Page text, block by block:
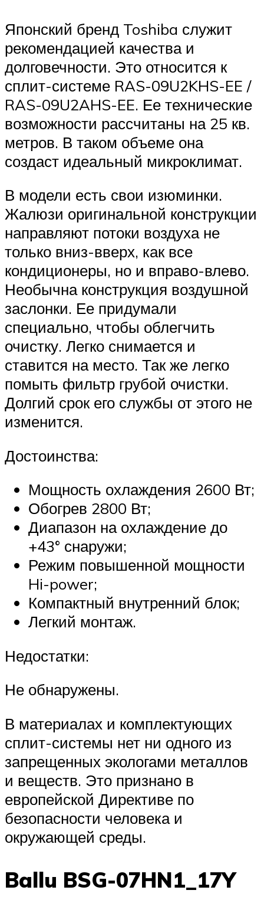
Японский бренд Toshiba служит
рекомендацией качества и
долговечности. Это относится к
сплит-системе RAS-09U2KHS-EE /
RAS-09U2AHS-EE. Ее технические
возможности рассчитаны на 25 кв.
метров. В таком объеме она
создаст идеальный микроклимат.
В модели есть свои изюминки.
Жалюзи оригинальной конструкции
направляют потоки воздуха не
только вниз-вверх, как все
кондиционеры, но и вправо-влево.
Необычна конструкция воздушной
заслонки. Ее придумали
специально, чтобы облегчить
очистку. Легко снимается и
ставится на место. Так же легко
помыть фильтр грубой очистки.
Долгий срок его службы от этого не
изменится.
Достоинства:
Мощность охлаждения 2600 Вт;
Обогрев 2800 Вт;
Диапазон на охлаждение до
+43° снаружи;
Режим повышенной мощности
Hi-power;
Компактный внутренний блок;
Легкий монтаж.
Недостатки:
Не обнаружены.
В материалах и комплектующих
сплит-системы нет ни одного из
запрещенных экологами металлов
и веществ. Это признано в
европейской Директиве по
безопасности человека и
окружающей среды.
Ballu BSG-07HN1_17Y